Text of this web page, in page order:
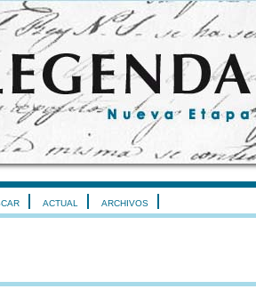
ACTUAL ARCHIVOS